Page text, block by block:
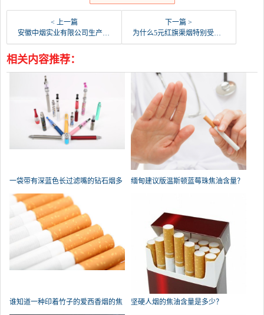
< 上一篇
安徽中烟实业有限公司生产哪种香烟？
下一篇 >
为什么5元红旗渠烟特别受重视？
相关内容推荐：
一袋带有深蓝色长过滤嘴的钻石烟多 缅甸建议版温斯顿蓝莓珠焦油含量？
谁知道一种印着竹子的爱西香烟的焦 坚硬人烟的焦油含量是多少？